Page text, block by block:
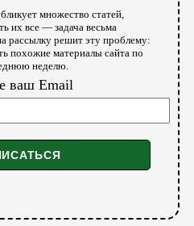
множество статей,
их все — задача весьма
рассылку решит эту проблему:
похожие материалы сайта по
неделю.
ваш Email